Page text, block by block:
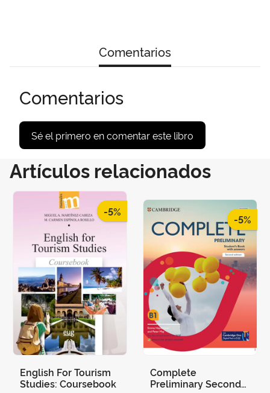
Comentarios
Comentarios
Sé el primero en comentar este libro
Artículos relacionados
-5%
English For Tourism
Studies: Coursebook
-5%
Complete
Preliminary Second